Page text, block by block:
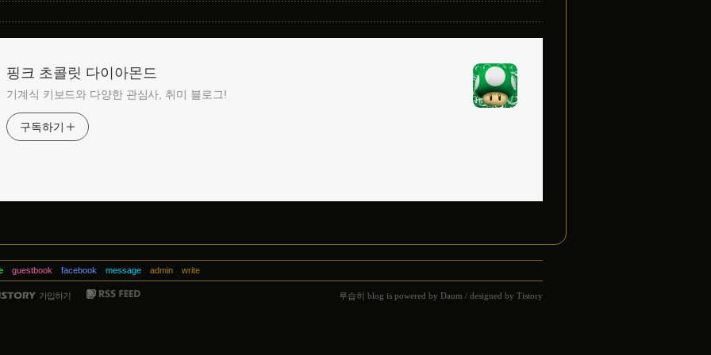
핑크 초콜릿 다이아몬드
기계식 키보드와 다양한 관심사, 취미 블로그!
구독하기
guestbook facebook message admin write
가입하기 루습히 blog is powered by Daum / designed by Tistory